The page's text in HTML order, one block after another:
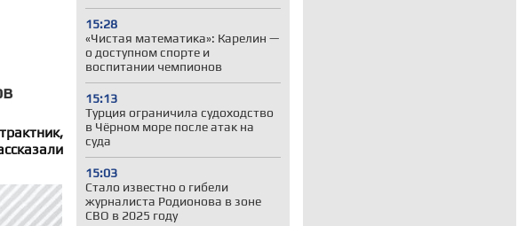
15:28
«Чистая математика»: Карелин —
о доступном спорте и
воспитании чемпионов
15:13
Турция ограничила судоходство
в Чёрном море после атак на
суда
15:03
Стало известно о гибели
журналиста Родионова в зоне
СВО в 2025 году